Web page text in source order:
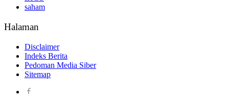
saham
Halaman
Disclaimer
Indeks Berita
Pedoman Media Siber
Sitemap